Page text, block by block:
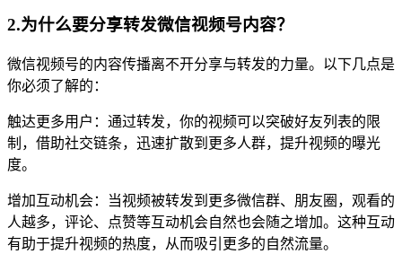
2.为什么要分享转发微信视频号内容？
微信视频号的内容传播离不开分享与转发的力量。以下几点是
你必须了解的：
触达更多用户：通过转发，你的视频可以突破好友列表的限
制，借助社交链条，迅速扩散到更多人群，提升视频的曝光
度。
增加互动机会：当视频被转发到更多微信群、朋友圈，观看的
人越多，评论、点赞等互动机会自然也会随之增加。这种互动
有助于提升视频的热度，从而吸引更多的自然流量。